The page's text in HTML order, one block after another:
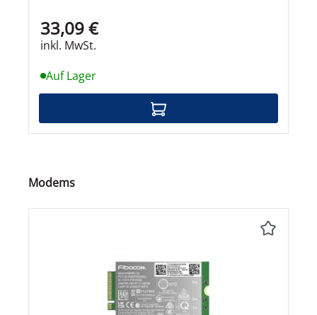
33,09 €
inkl. MwSt.
Auf Lager
Produktgalerie überspringen
Modems